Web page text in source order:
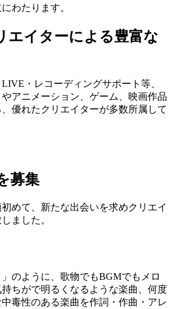
わたります。
エイターによる豊富な
・レコーディングサポート等、
アニメーション、ゲーム、映画作品
優れたクリエイターが多数所属して
募集
めて、新たな出会いを求めクリエイ
ました。
のように、歌物でもBGMでもメロ
ちがで明るくなるような楽曲、何度
毒性のある楽曲を作詞・作曲・アレ